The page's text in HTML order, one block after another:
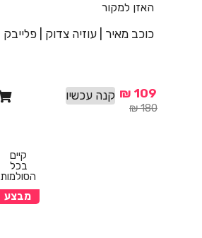
האזן למקור
כוכב מאיר | עוזיה צדוק | פלייבק
₪180
₪ 109 קנה עכשיו
קיים
בכל
הסולמות
מבצע